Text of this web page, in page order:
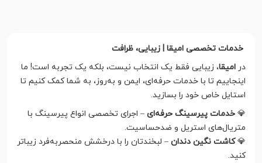
خدمات تخصصی امیقا | زیبایی، ظرافت
در امیقا، زیبایی فقط یک انتخاب نیست، بلکه یک تجربه است! ما
اینجاییم تا با خدمات حرفه‌ای، ایمن و به‌روز، به شما کمک کنیم تا
استایل خاص خود را بسازید.
💎 خدمات پیرسینگ حرفه‌ای – اجرای تخصصی انواع پیرسینگ با
متریال‌های استریل و ضدحساسیت.
💎کاشت نگین دندان – لبخندتان را با درخشش منحصر‌به‌فرد زیباتر
کنید.